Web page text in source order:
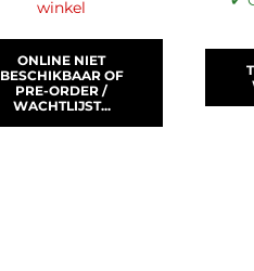
winkel
ONLINE NIET
BESCHIKBAAR OF
PRE-ORDER /
WACHTLIJST...